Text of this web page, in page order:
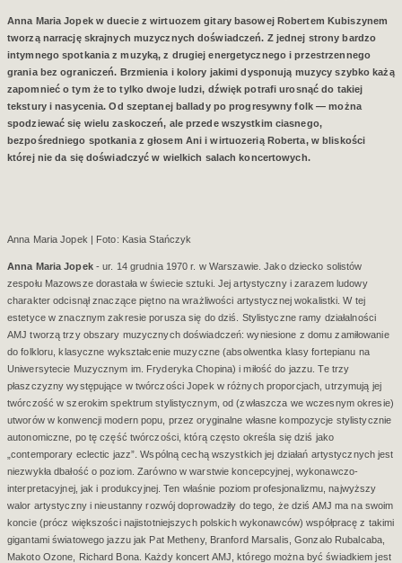
Anna Maria Jopek w duecie z wirtuozem gitary basowej Robertem Kubiszynem
tworzą narrację skrajnych muzycznych doświadczeń. Z jednej strony bardzo
intymnego spotkania z muzyką, z drugiej energetycznego i przestrzennego
grania bez ograniczeń. Brzmienia i kolory jakimi dysponują muzycy szybko każą
zapomnieć o tym że to tylko dwoje ludzi, dźwięk potrafi urosnąć do takiej
tekstury i nasycenia. Od szeptanej ballady po progresywny folk — można
spodziewać się wielu zaskoczeń, ale przede wszystkim ciasnego,
bezpośredniego spotkania z głosem Ani i wirtuozerią Roberta, w bliskości
której nie da się doświadczyć w wielkich salach koncertowych.
Anna Maria Jopek | Foto: Kasia Stańczyk
Anna Maria Jopek- ur. 14 grudnia 1970 r. w Warszawie. Jako dziecko solistów
zespołu Mazowsze dorastała w świecie sztuki. Jej artystyczny i zarazem ludowy
charakter odcisnął znaczące piętno na wrażliwości artystycznej wokalistki. W tej
estetyce w znacznym zakresie porusza się do dziś. Stylistyczne ramy działalności
AMJ tworzą trzy obszary muzycznych doświadczeń: wyniesione z domu zamiłowanie
do folkloru, klasyczne wykształcenie muzyczne (absolwentka klasy fortepianu na
Uniwersytecie Muzycznym im. Fryderyka Chopina) i miłość do jazzu. Te trzy
płaszczyzny występujące w twórczości Jopek w różnych proporcjach, utrzymują jej
twórczość w szerokim spektrum stylistycznym, od (zwłaszcza we wczesnym okresie)
utworów w konwencji modern popu, przez oryginalne własne kompozycje stylistycznie
autonomiczne, po tę część twórczości, którą często określa się dziś jako
„contemporary eclectic jazz”. Wspólną cechą wszystkich jej działań artystycznych jest
niezwykła dbałość o poziom. Zarówno w warstwie koncepcyjnej, wykonawczo-
interpretacyjnej, jak i produkcyjnej. Ten właśnie poziom profesjonalizmu, najwyższy
walor artystyczny i nieustanny rozwój doprowadziły do tego, że dziś AMJ ma na swoim
koncie (prócz większości najistotniejszych polskich wykonawców) współpracę z takimi
gigantami światowego jazzu jak Pat Metheny, Branford Marsalis, Gonzalo Rubalcaba,
Makoto Ozone, Richard Bona. Każdy koncert AMJ, którego można być świadkiem jest